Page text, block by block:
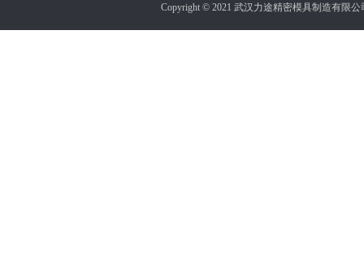
Copyright © 2021 武汉力途精密模具制造有限